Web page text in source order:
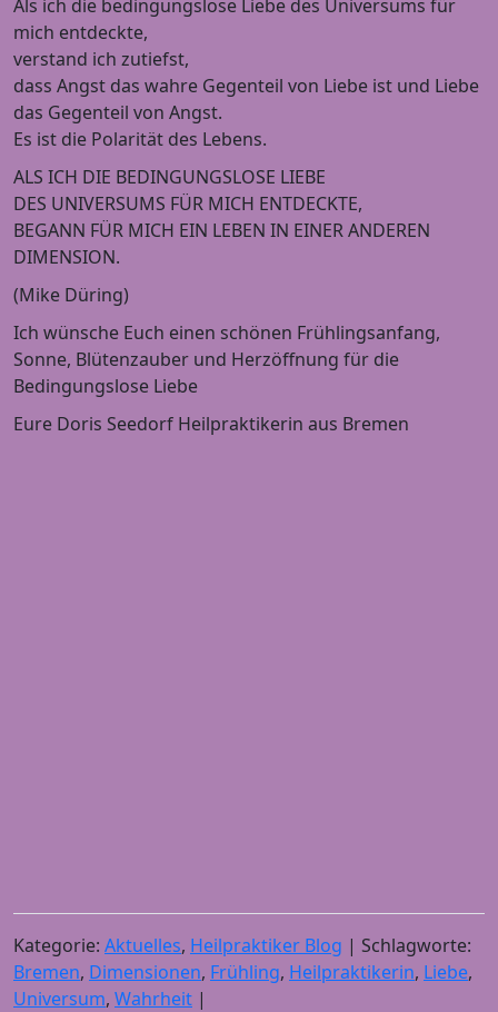
Als ich die bedingungslose Liebe des Universums für
mich entdeckte,
verstand ich zutiefst,
dass Angst das wahre Gegenteil von Liebe ist und Liebe
das Gegenteil von Angst.
Es ist die Polarität des Lebens.
ALS ICH DIE BEDINGUNGSLOSE LIEBE
DES UNIVERSUMS FÜR MICH ENTDECKTE,
BEGANN FÜR MICH EIN LEBEN IN EINER ANDEREN
DIMENSION.
(Mike Düring)
Ich wünsche Euch einen schönen Frühlingsanfang,
Sonne, Blütenzauber und Herzöffnung für die
Bedingungslose Liebe
Eure Doris Seedorf Heilpraktikerin aus Bremen
Kategorie: Aktuelles, Heilpraktiker Blog | Schlagworte:
Bremen, Dimensionen, Frühling, Heilpraktikerin, Liebe,
Universum, Wahrheit |